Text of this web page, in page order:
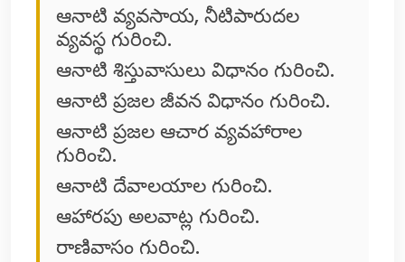
ఆనాటి వ్యవసాయ, నీటిపారుదల
వ్యవస్థ గురించి.
ఆనాటి శిస్తువాసులు విధానం గురించి.
ఆనాటి ప్రజల జీవన విధానం గురించి.
ఆనాటి ప్రజల ఆచార వ్యవహారాల
గురించి.
ఆనాటి దేవాలయాల గురించి.
ఆహారపు అలవాట్ల గురించి.
రాణివాసం గురించి.